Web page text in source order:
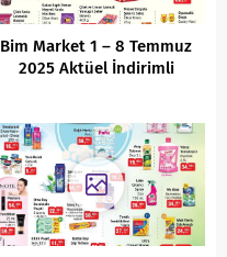
Bim Market 1 – 8 Temmuz
2025 Aktüel İndirimli